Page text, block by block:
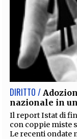
DIRITTO /
nazionale in
Il report Istat di
con coppie miste
Le recenti ondate